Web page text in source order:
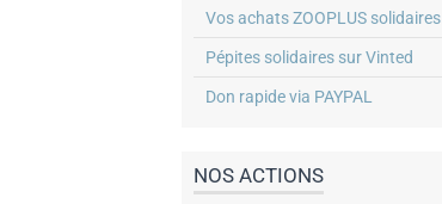
Vos achats ZOOPLUS solidaires
Pépites solidaires sur Vinted
Don rapide via PAYPAL
NOS ACTIONS